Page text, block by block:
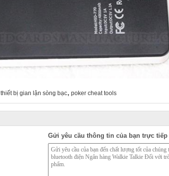
thiết bị gian lận sòng bạc, poker cheat tools
Gửi yêu cầu thông tin của bạn trực